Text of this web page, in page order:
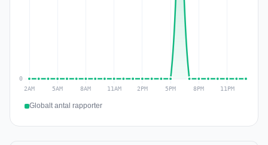
Globalt antal rapporter